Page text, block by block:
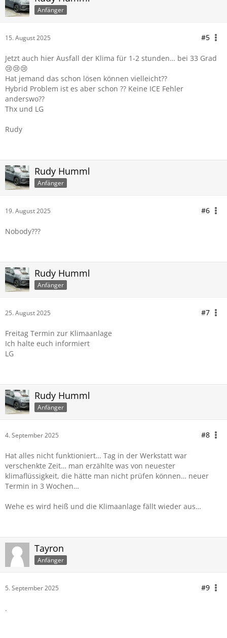
Anfänger
15. August 2025 #5
Jetzt auch hier Ausfall der Klima für 1-2 stunden… bei 33 Grad
😢😢😢
Hat jemand das schon lösen können vielleicht??
Hybrid Problem ist es aber schon ?? Keine ICE Fehler
anderswo??
Thx und LG
Rudy
Rudy Humml
Anfänger
19. August 2025 #6
Nobody???
Rudy Humml
Anfänger
25. August 2025 #7
Freitag Termin zur Klimaanlage
Ich halte euch informiert
LG
Rudy Humml
Anfänger
4. September 2025 #8
Hat alles nicht funktioniert… Tag in der Werkstatt war
verschenkte Zeit… man erzählte was von neuester
klimaflüssigkeit, die hätte man nicht prüfen können… neuer
Termin in 3 Wochen…
Wehe es wird heiß und die Klimaanlage fällt wieder aus…
Tayron
Anfänger
5. September 2025 #9
.